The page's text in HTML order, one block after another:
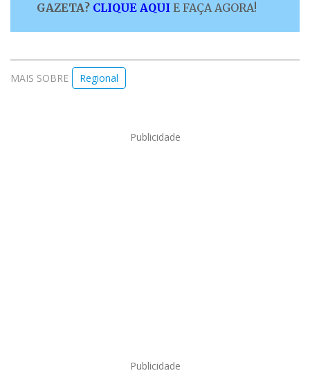
GAZETA? CLIQUE AQUI E FAÇA AGORA!
MAIS SOBRE Regional
Publicidade
Publicidade